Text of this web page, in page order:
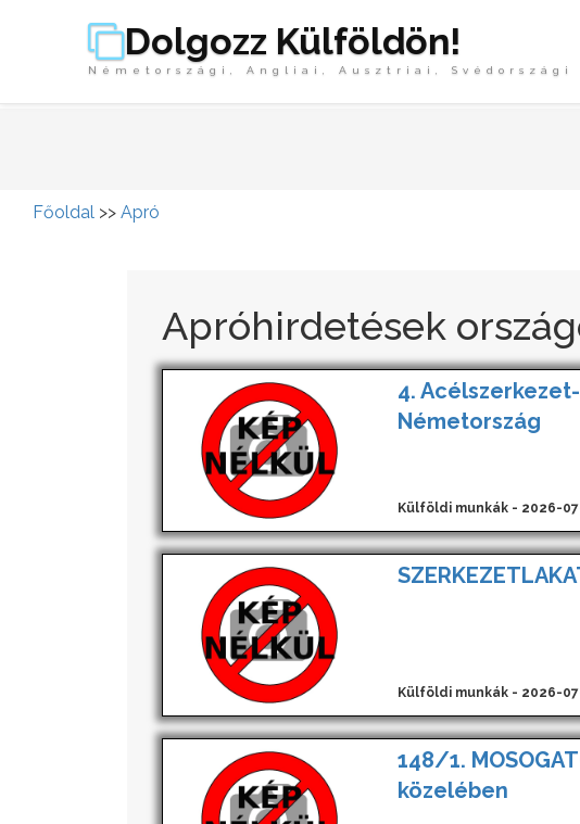
Dolgozz Külföldön!
Németországi, Angliai, Ausztriai, Svédországi
Főoldal >> Apró
Apróhirdetések
4.
Németország
Külföldi munkák - 2026-
Külföldi munkák - 2026-
148/1.
közelében